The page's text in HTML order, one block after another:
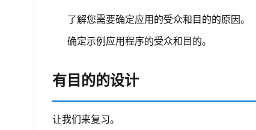
了解您需要确定应用的受众和目的的原因。
确定示例应用程序的受众和目的。
有目的的设计
让我们来复习。